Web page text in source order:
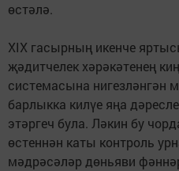
өстәлә.
XIX гасырның икенче
җәдитчелек хәрәкәтенең
системасына нигезләнгән
барлыкка килүе яңа
этәргеч була. Ләкин бу
өстеннән каты контроль
мәдрәсәләр дөньяви